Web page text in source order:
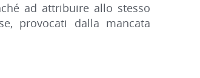
ad attribuire allo stesso
provocati dalla mancata